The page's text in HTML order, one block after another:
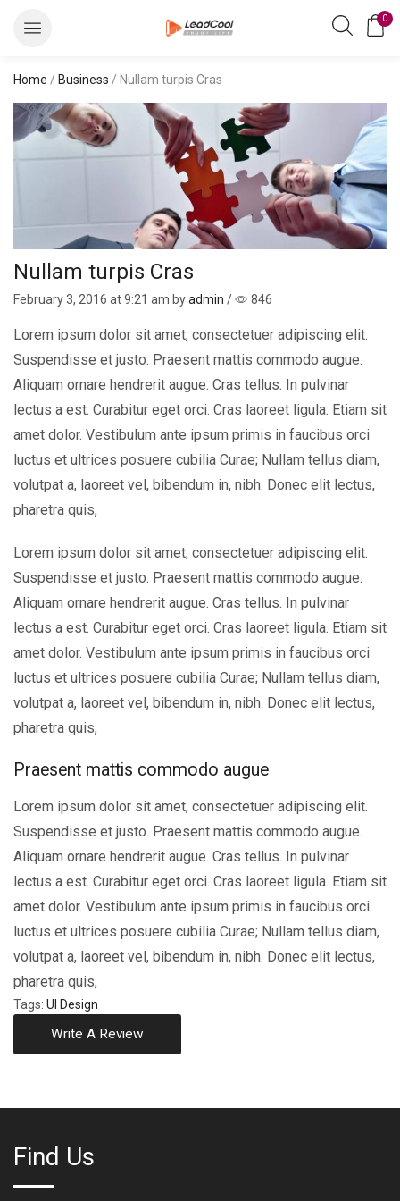
0
Home / Business / Nullam turpis Cras
Nullam turpis Cras
February 3, 2016 at 9:21 am byadmin / 846
Lorem ipsum dolor sit amet, consectetuer adipiscing elit.
Suspendisse et justo. Praesent mattis commodo augue.
Aliquam ornare hendrerit augue. Cras tellus. In pulvinar
lectus a est. Curabitur eget orci. Cras laoreet ligula. Etiam sit
amet dolor. Vestibulum ante ipsum primis in faucibus orci
luctus et ultrices posuere cubilia Curae; Nullam tellus diam,
volutpat a, laoreet vel, bibendum in, nibh. Donec elit lectus,
pharetra quis,
Lorem ipsum dolor sit amet, consectetuer adipiscing elit.
Suspendisse et justo. Praesent mattis commodo augue.
Aliquam ornare hendrerit augue. Cras tellus. In pulvinar
lectus a est. Curabitur eget orci. Cras laoreet ligula. Etiam sit
amet dolor. Vestibulum ante ipsum primis in faucibus orci
luctus et ultrices posuere cubilia Curae; Nullam tellus diam,
volutpat a, laoreet vel, bibendum in, nibh. Donec elit lectus,
pharetra quis,
Praesent mattis commodo augue
Lorem ipsum dolor sit amet, consectetuer adipiscing elit.
Suspendisse et justo. Praesent mattis commodo augue.
Aliquam ornare hendrerit augue. Cras tellus. In pulvinar
lectus a est. Curabitur eget orci. Cras laoreet ligula. Etiam sit
amet dolor. Vestibulum ante ipsum primis in faucibus orci
luctus et ultrices posuere cubilia Curae; Nullam tellus diam,
volutpat a, laoreet vel, bibendum in, nibh. Donec elit lectus,
pharetra quis,
Tags: UI Design
Write A Review
Find Us